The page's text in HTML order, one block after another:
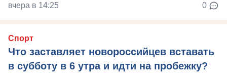
вчера в 14:25 0
Спорт
Что заставляет новороссийцев вставать
в субботу в 6 утра и идти на пробежку?